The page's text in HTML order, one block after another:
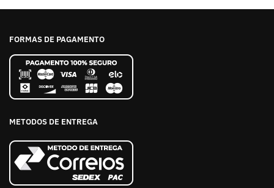
FORMAS DE PAGAMENTO
METODOS DE ENTREGA